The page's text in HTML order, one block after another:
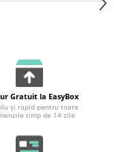
Gratuit la EasyBox
și rapid pentru toate
timp de 14 zile